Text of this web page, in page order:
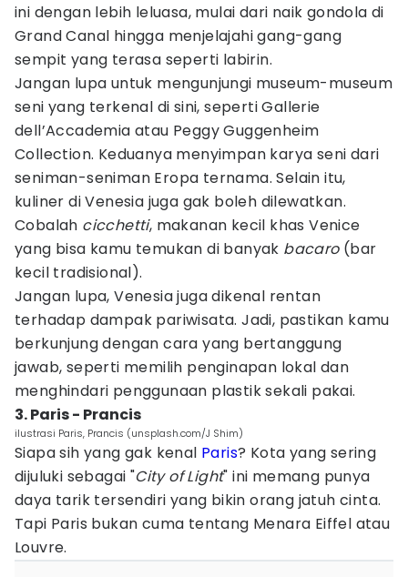
ini dengan lebih leluasa, mulai dari naik gondola di
Grand Canal hingga menjelajahi gang-gang
sempit yang terasa seperti labirin.
Jangan lupa untuk mengunjungi museum-museum
seni yang terkenal di sini, seperti Gallerie
dell’Accademia atau Peggy Guggenheim
Collection. Keduanya menyimpan karya seni dari
seniman-seniman Eropa ternama. Selain itu,
kuliner di Venesia juga gak boleh dilewatkan.
Cobalah cicchetti, makanan kecil khas Venice
yang bisa kamu temukan di banyak bacaro(bar
kecil tradisional).
Jangan lupa, Venesia juga dikenal rentan
terhadap dampak pariwisata. Jadi, pastikan kamu
berkunjung dengan cara yang bertanggung
jawab, seperti memilih penginapan lokal dan
menghindari penggunaan plastik sekali pakai.
3. Paris - Prancis
ilustrasi Paris, Prancis (unsplash.com/J Shim)
Siapa sih yang gak kenal Paris? Kota yang sering
dijuluki sebagai "City of Light" ini memang punya
daya tarik tersendiri yang bikin orang jatuh cinta.
Tapi Paris bukan cuma tentang Menara Eiffel atau
Louvre.